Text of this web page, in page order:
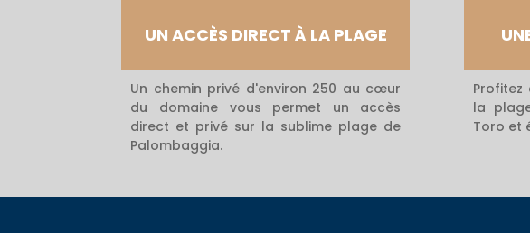
UN ACCÈS DIRECT À LA PLAGE
Un chemin privé d'environ 250 au cœur
du domaine vous permet un accès
direct et privé sur la sublime plage de
Palombaggia.
la
Toro et